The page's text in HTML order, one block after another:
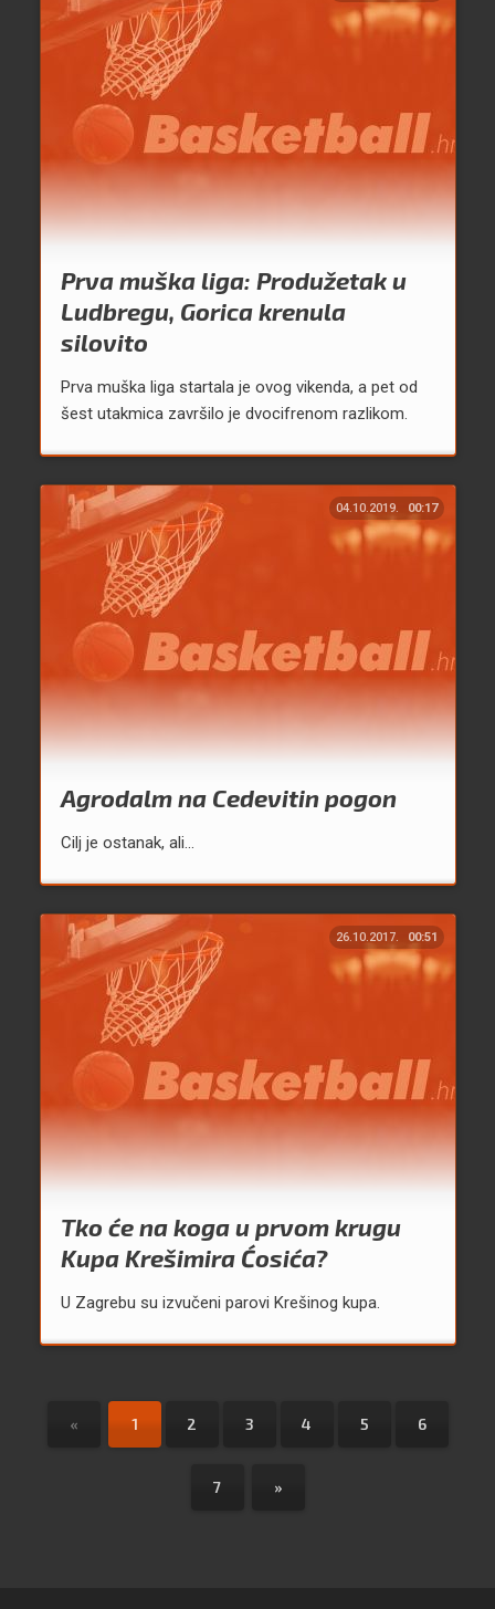
Prva muška liga: Produžetak u
Ludbregu, Gorica krenula
silovito
Prva muška liga startala je ovog vikenda, a pet od
šest utakmica završilo je dvocifrenom razlikom.
04.10.2019. 00:17
Agrodalm na Cedevitin pogon
Cilj je ostanak, ali...
26.10.2017. 00:51
Tko će na koga u prvom krugu
Kupa Krešimira Ćosića?
U Zagrebu su izvučeni parovi Krešinog kupa.
« 1 2 3 4 5 6
7 »